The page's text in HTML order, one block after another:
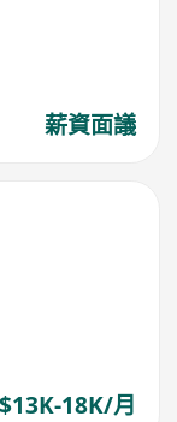
薪資面議
$13K-18K/月